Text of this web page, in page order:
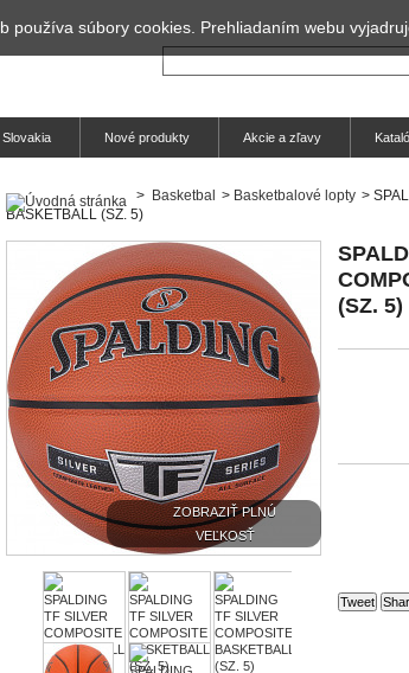
Slovakia Nové produkty Akcie a zľavy
> Basketbal > Basketbalové lopty >
BASKETBALL (SZ. 5)
ZOBRAZIŤ PLNÚ
VEĽKOSŤ
(SZ. 5)
Tweet
používa súbory cookies. Prehliadaním webu